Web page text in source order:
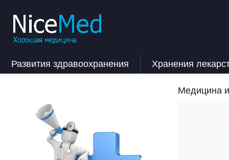
Развития здравоохранения Хранения
Медицина